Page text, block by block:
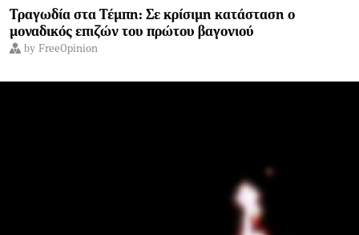
Τραγωδία στα Τέμπη: Σε κρίσιμη κατάσταση ο
μοναδικός επιζών του πρώτου βαγονιού
by FreeOpinion